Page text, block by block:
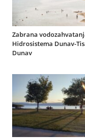
Zabrana
Hidrosistema Dunav-
Dunav